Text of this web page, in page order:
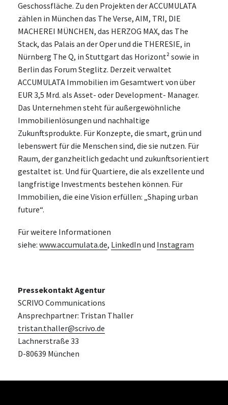
Geschossfläche. Zu den Projekten der ACCUMULATA
zählen in München das The Verse, AIM, TRI, DIE
MACHEREI MÜNCHEN, das HERZOG MAX, das The
Stack, das Palais an der Oper und die THERESIE, in
Nürnberg The Q, in Stuttgart das Horizont² sowie in
Berlin das Forum Steglitz. Derzeit verwaltet
ACCUMULATA Immobilien im Gesamtwert von über
EUR 3,5 Mrd. als Asset- oder Development- Manager.
Das Unternehmen steht für außergewöhnliche
Immobilienlösungen und nachhaltige
Zukunftsprodukte. Für Konzepte, die smart, grün und
lebenswert für die Menschen sind, die sie nutzen. Für
Raum, der ganzheitlich gedacht und zukunftsorientiert
gestaltet ist. Und für Quartiere, die als exzellente und
langfristige Investments bestehen können. Für
Immobilien, die eine Vision erfüllen: „Shaping urban
future“.
Für weitere Informationen
siehe: www.accumulata.de, LinkedIn und Instagram
Pressekontakt Agentur
SCRIVO Communications
Ansprechpartner: Tristan Thaller
tristan.thaller@scrivo.de
Lachnerstraße 33
D-80639 München